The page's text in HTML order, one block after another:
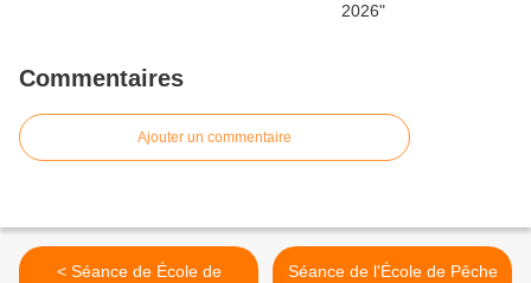
Commentaires
Ajouter un commentaire
< Séance de École de
Séance de l'École de Pêche